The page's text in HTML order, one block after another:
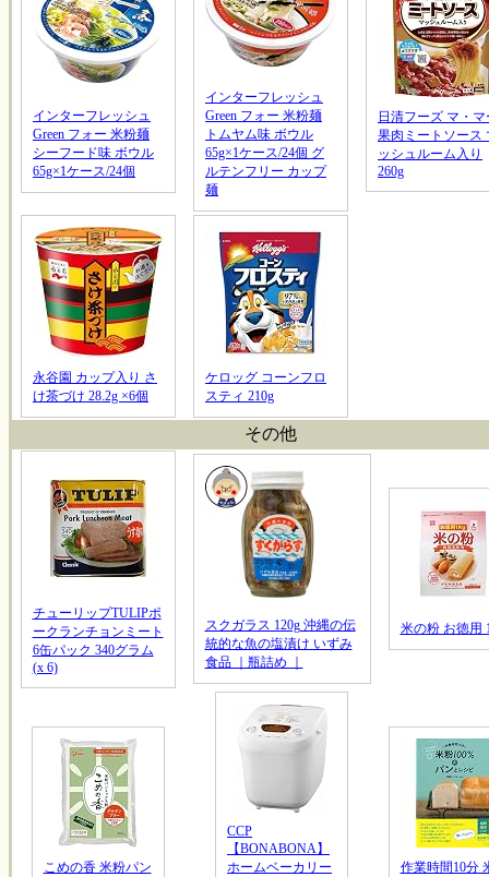
インターフレッシュ
Green フォー 米粉麺
シーフード味 ボウル
65g×1ケース/24個
インターフレッシュ
Green フォー 米粉麺
トムヤム味 ボウル
65g×1ケース/24個 グ
ルテンフリー カップ
麺
日清フーズ マ・マ
果肉ミートソース
ッシュルーム入り
260g
永谷園 カップ入り さ
け茶づけ 28.2g ×6個
ケロッグ コーンフロ
スティ 210g
その他
チューリップTULIPポ
ークランチョンミート
6缶パック 340グラム
(x 6)
スクガラス 120g 沖縄の伝
統的な魚の塩漬け いずみ
食品 ｜瓶詰め ｜
米の粉 お徳用
こめの香 米粉パン
CCP
【BONABONA】
ホームベーカリー
作業時間10分